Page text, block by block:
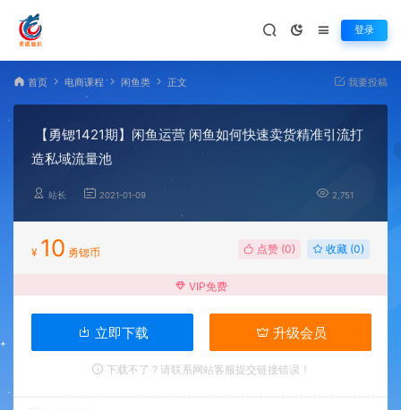
登录
首页 电商课程 闲鱼类 正文 我要投稿
【勇锶1421期】闲鱼运营 闲鱼如何快速卖货精准引流打
造私域流量池
站长 2021-01-09 2,751
¥ 10 勇锶币 点赞 (0) 收藏 (0)
VIP免费
立即下载 升级会员
下载不了？请联系网站客服提交链接错误！